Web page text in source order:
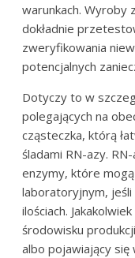
warunkach. Wyroby
dokładnie
zweryfikowania
potencjalnych
Dotyczy to w
polegających na
cząsteczka, którą
śladami RN-azy.
enzymy, które
laboratoryjnym,
ilościach.
środowisku
albo pojawiający się